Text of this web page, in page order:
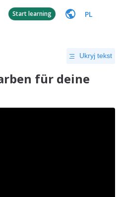
Start learning PL
Ukryj tekst
für deine